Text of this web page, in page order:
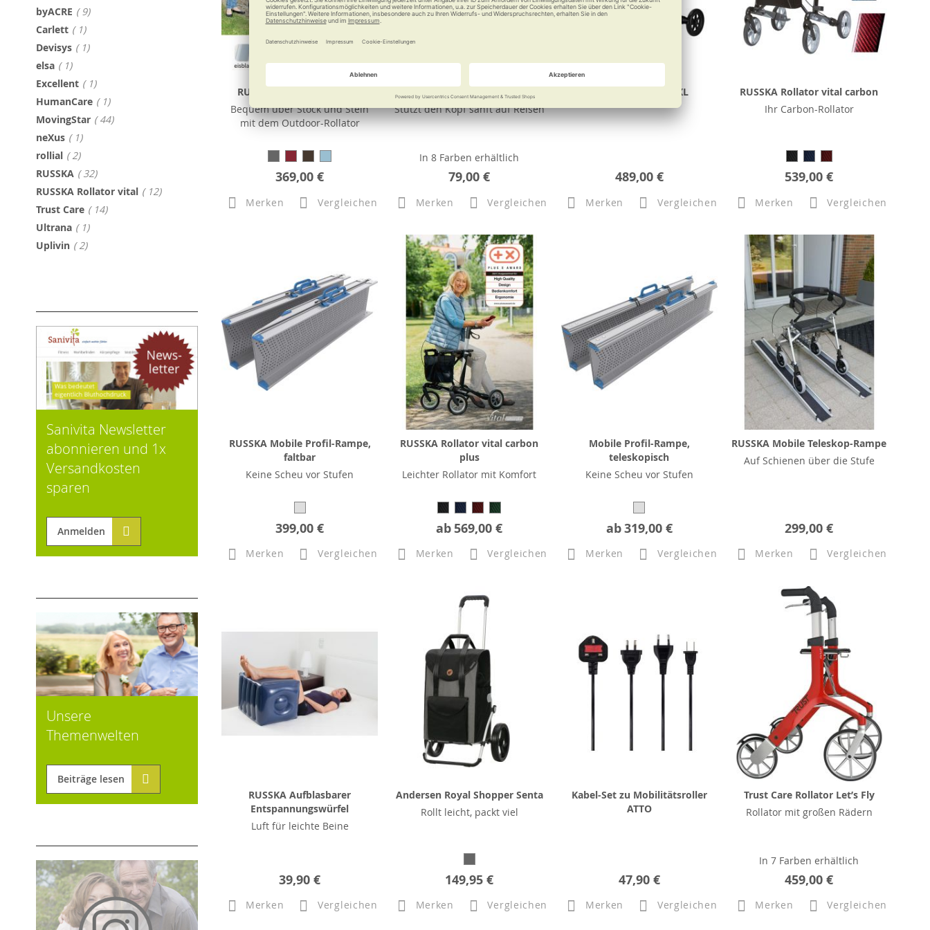
RUSSKA Rollator vital plus
Bequem über Stock und Stein
mit dem Outdoor-Rollator
369,00 €
Merken Vergleichen
elsa Halskissen
Stützt den Kopf sanft auf Reisen
In 8 Farben erhältlich
79,00 €
Merken Vergleichen
Rollator vital plus XL
489,00 €
Merken Vergleichen
RUSSKA Rollator vital carbon
Ihr Carbon-Rollator
539,00 €
Merken Vergleichen
RUSSKA Mobile Profil-Rampe,
faltbar
Keine Scheu vor Stufen
399,00 €
Merken Vergleichen
RUSSKA Rollator vital carbon
plus
Leichter Rollator mit Komfort
ab 569,00 €
Merken Vergleichen
Mobile Profil-Rampe,
teleskopisch
Keine Scheu vor Stufen
ab319,00 €
Merken Vergleichen
RUSSKA Mobile Teleskop-Rampe
Auf Schienen über die Stufe
299,00 €
Merken Vergleichen
RUSSKA Aufblasbarer
Entspannungswürfel
Luft für leichte Beine
39,90 €
Merken Vergleichen
Andersen Royal Shopper Senta
Rollt leicht, packt viel
149,95 €
Merken Vergleichen
Kabel-Set zu Mobilitätsroller
ATTO
47,90 €
Merken Vergleichen
Trust Care Rollator Let’s Fly
Rollator mit großen Rädern
In 7 Farben erhältlich
459,00 €
Merken Vergleichen
byACRE 9Artikel
Carlett 1Artikel
Devisys 1Artikel
elsa 1Artikel
Excellent 1Artikel
HumanCare 1Artikel
MovingStar 44Artikel
neXus 1Artikel
rollial 2Artikel
RUSSKA 32Artikel
RUSSKA Rollator vital 12Artikel
Trust Care 14Artikel
Ultrana 1Artikel
Uplivin 2Artikel
Sanivita Newsletter
abonnieren und 1x
Versandkosten
sparen
Anmelden
Unsere
Themenwelten
Beiträge lesen